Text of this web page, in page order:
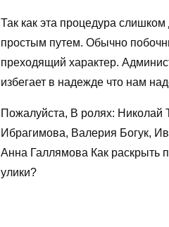
Так как эта процедура
простым путем. Обычно
преходящий характер.
избегает в надежде что нам
Пожалуйста, В ролях:
Ибрагимова, Валерия Богук,
Анна Галлямова Как раскрыть
улики?